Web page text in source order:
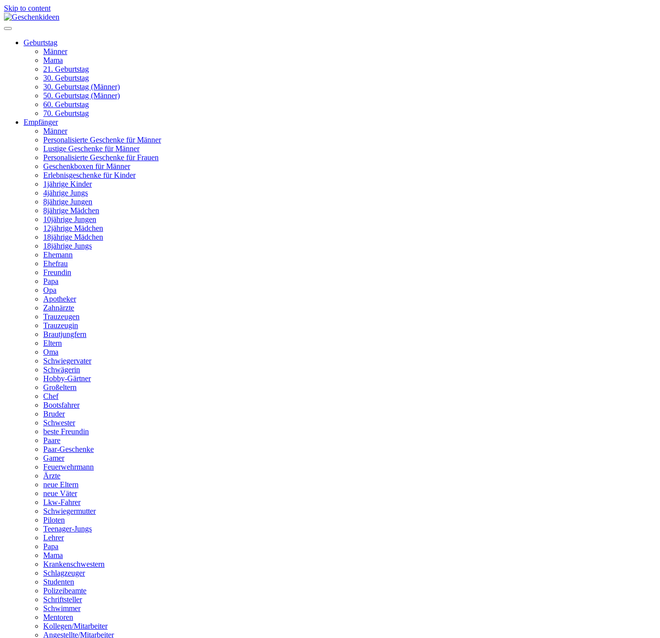
Skip to content
Geburtstag
Männer
Mama
21. Geburtstag
30. Geburtstag
30. Geburtstag (Männer)
50. Geburtstag (Männer)
60. Geburtstag
70. Geburtstag
Empfänger
Männer
Personalisierte Geschenke für Männer
Lustige Geschenke für Männer
Personalisierte Geschenke für Frauen
Geschenkboxen für Männer
Erlebnisgeschenke für Kinder
1jährige Kinder
4jährige Jungs
8jährige Jungen
8jährige Mädchen
10jährige Jungen
12jährige Mädchen
18jährige Mädchen
18jährige Jungs
Ehemann
Ehefrau
Freundin
Papa
Opa
Apotheker
Zahnärzte
Trauzeugen
Trauzeugin
Brautjungfern
Eltern
Oma
Schwiegervater
Schwägerin
Hobby-Gärtner
Großeltern
Chef
Bootsfahrer
Bruder
Schwester
beste Freundin
Paare
Paar-Geschenke
Gamer
Feuerwehrmann
Ärzte
neue Eltern
neue Väter
Lkw-Fahrer
Schwiegermutter
Piloten
Teenager-Jungs
Lehrer
Papa
Mama
Krankenschwestern
Schlagzeuger
Studenten
Polizeibeamte
Schriftsteller
Schwimmer
Mentoren
Kollegen/Mitarbeiter
Angestellte/Mitarbeiter